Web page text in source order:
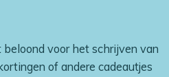
voor het schrijven van
of andere cadeautjes